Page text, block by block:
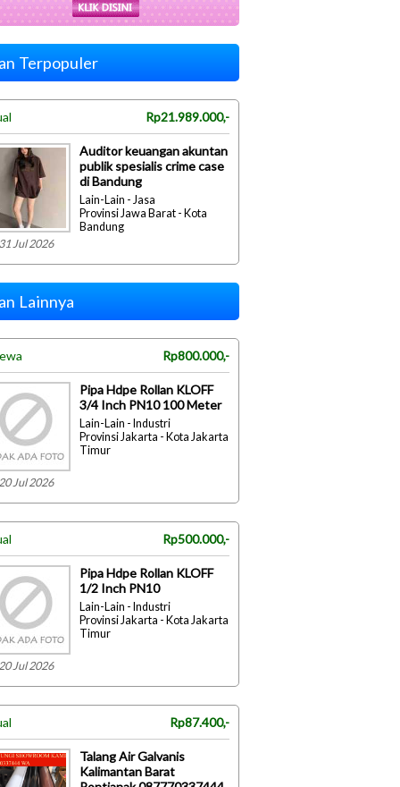
Terpopuler
Rp21.989.000,-
Jul 2026
Auditor keuangan akuntan
publik spesialis crime case
di Bandung
Lain-Lain - Jasa
Provinsi Jawa Barat - Kota
Bandung
Lainnya
Rp800.000,-
Jul 2026
Pipa Hdpe Rollan KLOFF
3/4 Inch PN10 100 Meter
Lain-Lain - Industri
Provinsi Jakarta - Kota Jakarta
Timur
Rp500.000,-
Jul 2026
Pipa Hdpe Rollan KLOFF
1/2 Inch PN10
Lain-Lain - Industri
Provinsi Jakarta - Kota Jakarta
Timur
Rp87.400,-
Talang Air Galvanis
Kalimantan Barat